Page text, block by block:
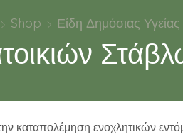
Shop Είδη Δημόσιας Υγείας
καταπολέμηση ενοχλητικών